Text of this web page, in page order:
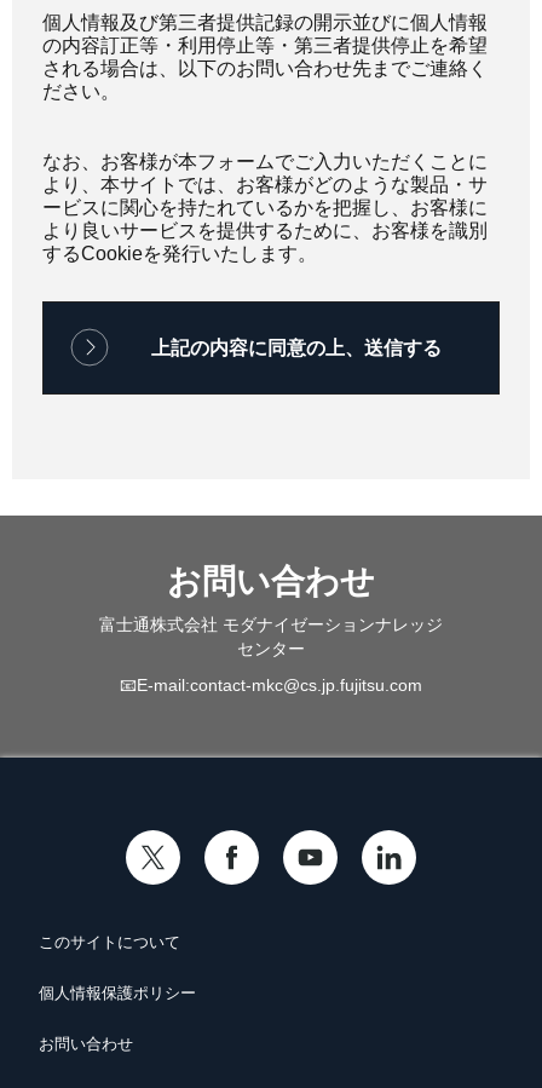
個人情報及び第三者提供記録の開示並びに個人情報
の内容訂正等・利用停止等・第三者提供停止を希望
される場合は、以下のお問い合わせ先までご連絡く
ださい。
なお、お客様が本フォームでご入力いただくことに
より、本サイトでは、お客様がどのような製品・サ
ービスに関心を持たれているかを把握し、お客様に
より良いサービスを提供するために、お客様を識別
するCookieを発行いたします。
お問い合わせ
富士通株式会社 モダナイゼーションナレッジ
センター
📧E-mail:contact-mkc@cs.jp.fujitsu.com
このサイトについて
個人情報保護ポリシー
お問い合わせ